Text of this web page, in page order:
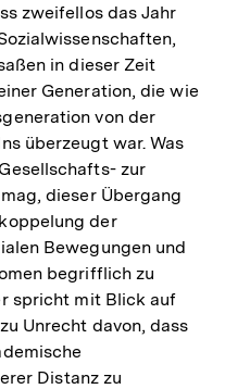
zweifellos das Jahr
in dieser Zeit
Generation, die wie
von der
überzeugt war. Was
zur
dieser Übergang
der
Bewegungen und
begrifflich zu
spricht mit Blick auf
Unrecht davon, dass
Distanz zu